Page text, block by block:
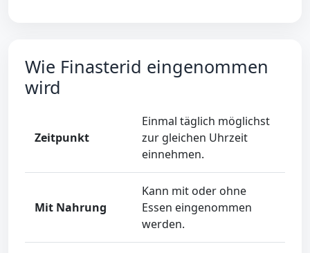
Wie Finasterid eingenommen
wird
Zeitpunkt
Einmal täglich möglichst
zur gleichen Uhrzeit
einnehmen.
Mit Nahrung
Kann mit oder ohne
Essen eingenommen
werden.